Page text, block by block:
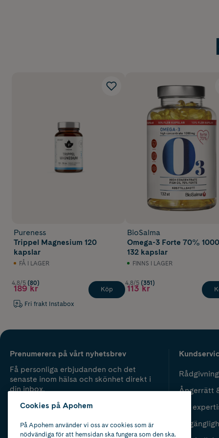
Pureness
Trippel Magnesium 120
kapslar
FÅ I LAGER
4.8/5 (80)
189 kr
Fri frakt Instabox
Köp
BioSalma
Omega-3 Forte 70%
132 kapslar
FINNS I LAGER
4.8/5 (351)
113 kr
Prenumerera på vårt nyhetsbrev
Få personliga erbjudanden och det
senaste inom hälsa och skönhet direkt i
din inbox.
Ångerrätt
Vår
Cookies på Apohem
På Apohem använder vi oss av cookies som är
nödvändiga för att hemsidan ska fungera som den ska.